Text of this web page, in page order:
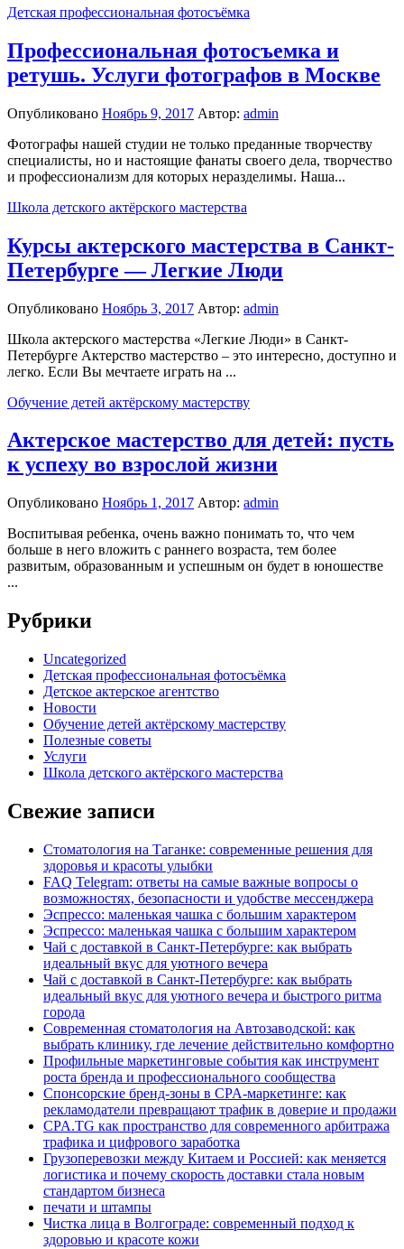
Детская профессиональная фотосъёмка
Профессиональная фотосъемка и
ретушь. Услуги фотографов в Москве
Опубликовано Ноябрь 9, 2017 Автор: admin
Фотографы нашей студии не только преданные творчеству
специалисты, но и настоящие фанаты своего дела, творчество
и профессионализм для которых неразделимы. Наша...
Школа детского актёрского мастерства
Курсы актерского мастерства в Санкт-
Петербурге — Легкие Люди
Опубликовано Ноябрь 3, 2017 Автор: admin
Школа актерского мастерства «Легкие Люди» в Санкт-
Петербурге Актерство мастерство – это интересно, доступно и
легко. Если Вы мечтаете играть на ...
Обучение детей актёрскому мастерству
Актерское мастерство для детей: пусть
к успеху во взрослой жизни
Опубликовано Ноябрь 1, 2017 Автор: admin
Воспитывая ребенка, очень важно понимать то, что чем
больше в него вложить с раннего возраста, тем более
развитым, образованным и успешным он будет в юношестве
...
Рубрики
Uncategorized
Детская профессиональная фотосъёмка
Детское актерское агентство
Новости
Обучение детей актёрскому мастерству
Полезные советы
Услуги
Школа детского актёрского мастерства
Свежие записи
Стоматология на Таганке: современные решения для
здоровья и красоты улыбки
FAQ Telegram: ответы на самые важные вопросы о
возможностях, безопасности и удобстве мессенджера
Эспрессо: маленькая чашка с большим характером
Эспрессо: маленькая чашка с большим характером
Чай с доставкой в Санкт-Петербурге: как выбрать
идеальный вкус для уютного вечера
Чай с доставкой в Санкт-Петербурге: как выбрать
идеальный вкус для уютного вечера и быстрого ритма
города
Современная стоматология на Автозаводской: как
выбрать клинику, где лечение действительно комфортно
Профильные маркетинговые события как инструмент
роста бренда и профессионального сообщества
Спонсорские бренд-зоны в CPA-маркетинге: как
рекламодатели превращают трафик в доверие и продажи
CPA.TG как пространство для современного арбитража
трафика и цифрового заработка
Грузоперевозки между Китаем и Россией: как меняется
логистика и почему скорость доставки стала новым
стандартом бизнеса
печати и штампы
Чистка лица в Волгограде: современный подход к
здоровью и красоте кожи